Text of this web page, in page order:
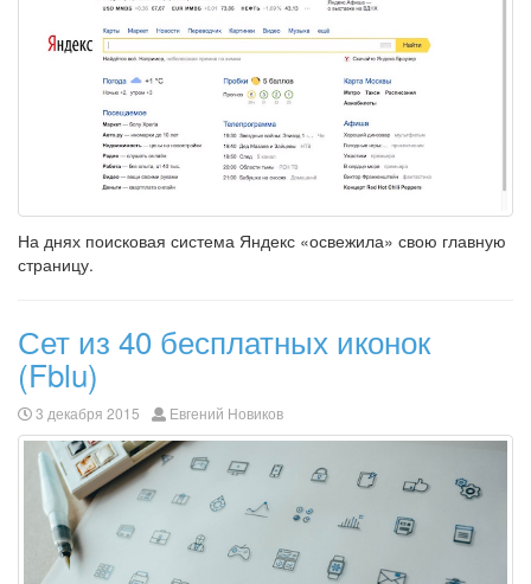
На днях поисковая система Яндекс «освежила» свою главную
страницу.
Сет из 40 бесплатных иконок
(Fblu)
3 декабря 2015 Евгений Новиков